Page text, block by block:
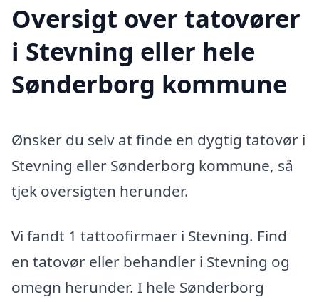
Oversigt over tatovører
i Stevning eller hele
Sønderborg kommune
Ønsker du selv at finde en dygtig tatovør i
Stevning eller Sønderborg kommune, så
tjek oversigten herunder.
Vi fandt 1 tattoofirmaer i Stevning. Find
en tatovør eller behandler i Stevning og
omegn herunder. I hele Sønderborg